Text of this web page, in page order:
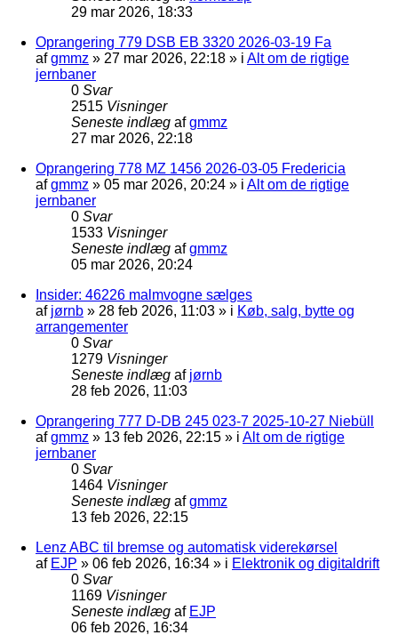
29 mar 2026, 18:33
Oprangering 779 DSB EB 3320 2026-03-19 Fa
afgmmz » 27 mar 2026, 22:18 » i Alt om de rigtige
jernbaner
0 Svar
2515 Visninger
Seneste indlæg afgmmz
27 mar 2026, 22:18
Oprangering 778 MZ 1456 2026-03-05 Fredericia
afgmmz » 05 mar 2026, 20:24 » i Alt om de rigtige
jernbaner
0 Svar
1533 Visninger
Seneste indlæg afgmmz
05 mar 2026, 20:24
Insider: 46226 malmvogne sælges
af jørnb » 28 feb 2026, 11:03 » i Køb, salg, bytte og
arrangementer
0 Svar
1279 Visninger
Seneste indlæg af jørnb
28 feb 2026, 11:03
Oprangering 777 D-DB 245 023-7 2025-10-27 Niebüll
afgmmz » 13 feb 2026, 22:15 » i Alt om de rigtige
jernbaner
0 Svar
1464 Visninger
Seneste indlæg afgmmz
13 feb 2026, 22:15
Lenz ABC til bremse og automatisk viderekørsel
af EJP » 06 feb 2026, 16:34 » i Elektronik og digitaldrift
0 Svar
1169 Visninger
Seneste indlæg af EJP
06 feb 2026, 16:34